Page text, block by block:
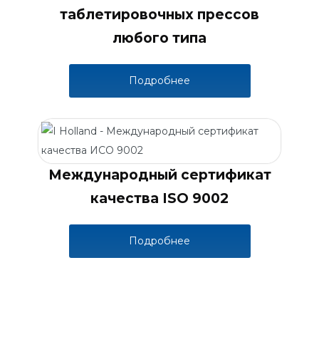
таблетировочных прессов
любого типа
Подробнее
Международный сертификат
качества ISO 9002
Подробнее